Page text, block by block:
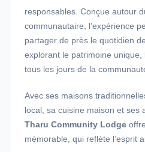
responsables. Conçue autour
communautaire, l’expérience
partager de près le quotidien
explorant le patrimoine unique,
tous les jours de la
Avec ses maisons
local, sa cuisine maison et ses
Tharu Community Lodge
mémorable, qui reflète l’esprit